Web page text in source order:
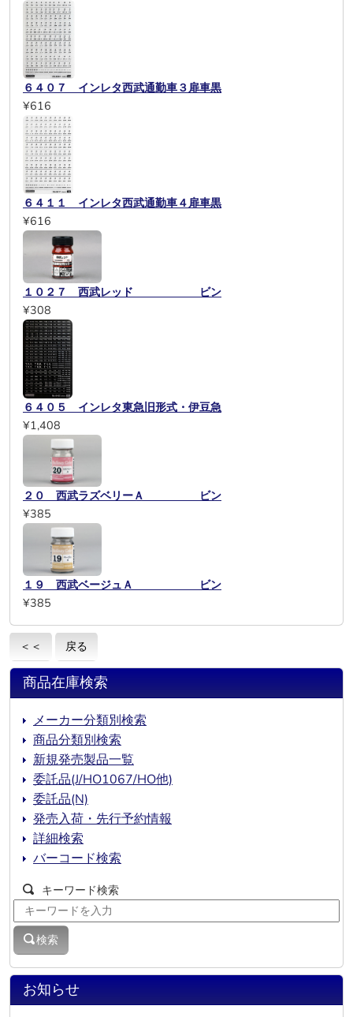
６４０７ インレタ西武通勤車３扉車黒
¥616
６４１１ インレタ西武通勤車４扉車黒
¥616
１０２７ 西武レッド ビン
¥308
６４０５ インレタ東急旧形式・伊豆急
¥1,408
２０ 西武ラズベリーＡ ビン
¥385
１９ 西武ベージュＡ ビン
¥385
＜＜ 戻る
お知らせ
商品在庫検索
メーカー分類別検索
商品分類別検索
新規発売製品一覧
委託品(J/HO1067/HO他)
委託品(N)
発売入荷・先行予約情報
詳細検索
バーコード検索
キーワード検索
検索